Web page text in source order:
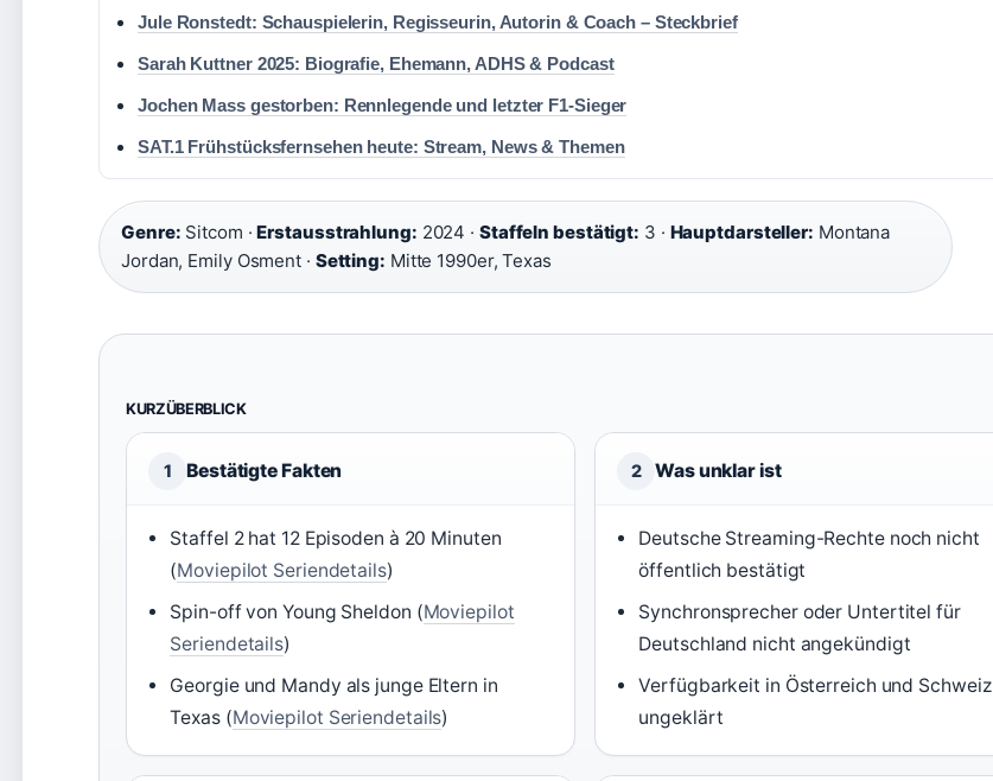
Jule Ronstedt: Schauspielerin, Regisseurin, Autorin & Coach – Steckbrief
Sarah Kuttner 2025: Biografie, Ehemann, ADHS & Podcast
Jochen Mass gestorben: Rennlegende und letzter F1-Sieger
SAT.1 Frühstücksfernsehen heute: Stream, News & Themen
Genre: Sitcom ·Erstausstrahlung: 2024 · Staffeln bestätigt: 3 · Hauptdarsteller: Montana
Jordan, Emily Osment · Setting: Mitte 1990er, Texas
KURZÜBERBLICK
1 Bestätigte Fakten
Staffel 2 hat 12 Episoden à 20 Minuten
(Moviepilot Seriendetails)
Spin-off von Young Sheldon (Moviepilot
Seriendetails)
Georgie und Mandy als junge Eltern in
Texas (Moviepilot Seriendetails)
2 Was unklar ist
Deutsche Streaming-Rechte noch nicht
öffentlich bestätigt
Synchronsprecher oder Untertitel für
Deutschland nicht angekündigt
Verfügbarkeit in Österreich und Schweiz
ungeklärt